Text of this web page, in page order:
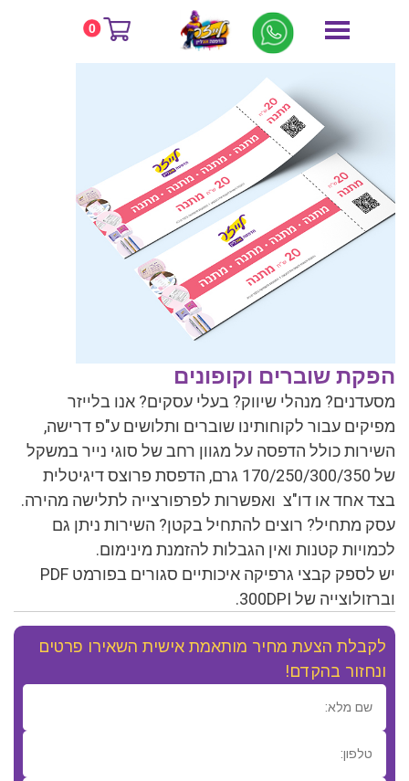
0 דף הבית הפקת שוברים וקופונים
הפקת שוברים וקופונים
מסעדנים? מנהלי שיווק? בעלי עסקים? אנו בלייזר
מפיקים עבור לקוחותינו שוברים ותלושים ע"פ דרישה,
השירות כולל הדפסה על מגוון רחב של סוגי נייר במשקל
של 170/250/300/350 גרם, הדפסת פרוצס דיגיטלית
בצד אחד או דו"צ ואפשרות לפרפורצייה לתלישה מהירה.
עסק מתחיל? רוצים להתחיל בקטן? השירות ניתן גם
לכמויות קטנות ואין הגבלות להזמנת מינימום.
יש לספק קבצי גרפיקה איכותיים סגורים בפורמט PDF
וברזולוצייה של 300DPI.
לקבלת הצעת מחיר מותאמת אישית השאירו פרטים
ונחזור בהקדם!